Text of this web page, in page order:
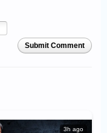
Submit Comment
3h ago